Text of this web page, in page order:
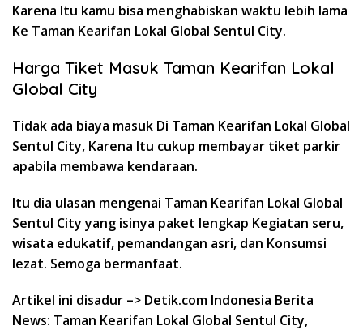
Karena Itu kamu bisa menghabiskan waktu lebih lama
Ke Taman Kearifan Lokal Global Sentul City.
Harga Tiket Masuk Taman Kearifan Lokal
Global City
Tidak ada biaya masuk Di Taman Kearifan Lokal Global
Sentul City, Karena Itu cukup membayar tiket parkir
apabila membawa kendaraan.
Itu dia ulasan mengenai Taman Kearifan Lokal Global
Sentul City yang isinya paket lengkap Kegiatan seru,
wisata edukatif, pemandangan asri, dan Konsumsi
lezat. Semoga bermanfaat.
Artikel ini disadur –> Detik.com Indonesia Berita
News: Taman Kearifan Lokal Global Sentul City,